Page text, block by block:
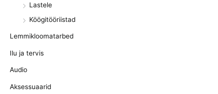
Lastele
Köögitööriistad
Lemmikloomatarbed
Ilu ja tervis
Audio
Aksessuaarid